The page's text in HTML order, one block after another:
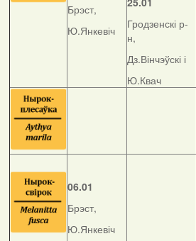
Брэст,
Ю.Янкевіч
Гродзенскі р-
н,
Дз.Вінчэўскі і
Ю.Квач
06.01
Брэст,
Ю.Янкевіч